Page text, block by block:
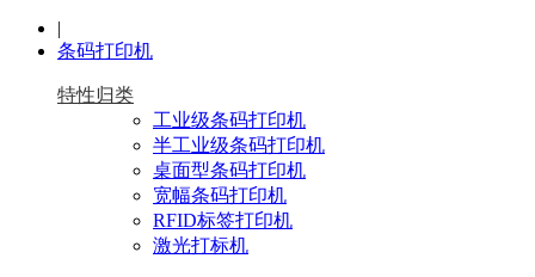
|
条码打印机
特性归类
工业级条码打印机
半工业级条码打印机
桌面型条码打印机
宽幅条码打印机
RFID标签打印机
激光打标机